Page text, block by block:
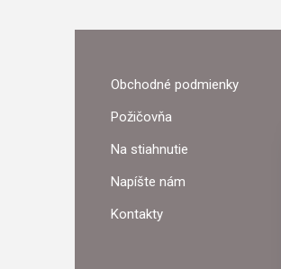
Obchodné podmienky
Požičovňa
Na stiahnutie
Napíšte nám
Kontakty